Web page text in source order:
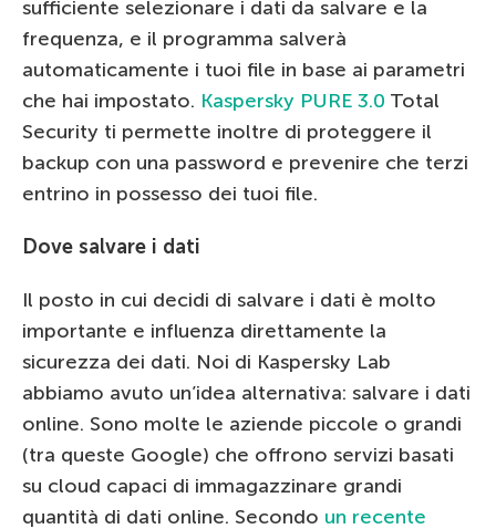
sufficiente selezionare i dati da salvare e la
frequenza, e il programma salverà
automaticamente i tuoi file in base ai parametri
che hai impostato. Kaspersky PURE 3.0 Total
Security ti permette inoltre di proteggere il
backup con una password e prevenire che terzi
entrino in possesso dei tuoi file.
Dove salvare i dati
Il posto in cui decidi di salvare i dati è molto
importante e influenza direttamente la
sicurezza dei dati. Noi di Kaspersky Lab
abbiamo avuto un’idea alternativa: salvare i dati
online. Sono molte le aziende piccole o grandi
(tra queste Google) che offrono servizi basati
su cloud capaci di immagazzinare grandi
quantità di dati online. Secondo un recente